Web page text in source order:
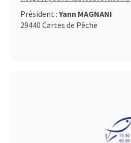
Président : Yann MAGNANI
29440 Cartes de Pêche